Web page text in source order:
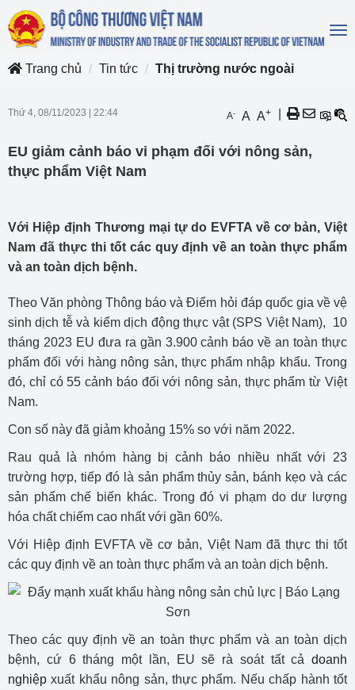
Trang chủ
Tin tức Thị trường nước ngoài
Thứ 4, 08/11/2023 22:44 A- A A+
EU giảm cảnh báo vi phạm đối với nông sản,
thực phẩm Việt Nam
Với Hiệp định Thương mại tự do EVFTA về cơ bản, Việt
Nam đã thực thi tốt các quy định về an toàn thực phẩm
và an toàn dịch bệnh.
Theo Văn phòng Thông báo và Điểm hỏi đáp quốc gia về vệ
sinh dịch tễ và kiểm dịch động thực vật (SPS Việt Nam), 10
tháng 2023 EU đưa ra gần 3.900 cảnh báo về an toàn thực
phẩm đối với hàng nông sản, thực phẩm nhập khẩu. Trong
đó, chỉ có 55 cảnh báo đối với nông sản, thực phẩm từ Việt
Nam.
Con số này đã giảm khoảng 15% so với năm 2022.
Rau quả là nhóm hàng bị cảnh báo nhiều nhất với 23
trường hợp, tiếp đó là sản phẩm thủy sản, bánh kẹo và các
sản phẩm chế biến khác. Trong đó vi phạm do dư lượng
hóa chất chiếm cao nhất với gần 60%.
Với Hiệp định EVFTA về cơ bản, Việt Nam đã thực thi tốt
các quy định về an toàn thực phẩm và an toàn dịch bệnh.
Theo các quy định về an toàn thực phẩm và an toàn dịch
bệnh, cứ 6 tháng một lần, EU sẽ rà soát tất cả doanh
nghiệp xuất khẩu nông sản, thực phẩm. Nếu chấp hành tốt